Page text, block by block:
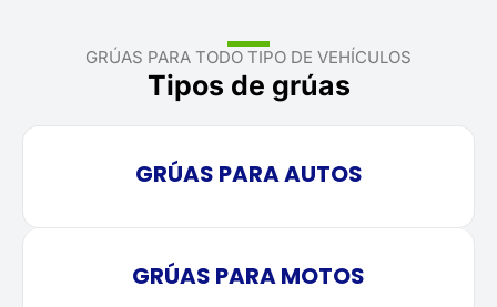
GRÚAS PARA TODO TIPO DE VEHÍCULOS
Tipos de grúas
GRÚAS PARA AUTOS
GRÚAS PARA MOTOS